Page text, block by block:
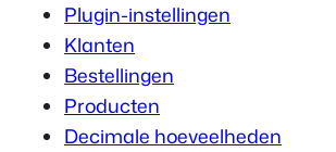
Plugin-instellingen
Klanten
Bestellingen
Producten
Decimale hoeveelheden